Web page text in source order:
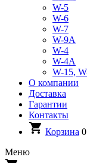
W-5
W-6
W-7
W-9A
W-4
W-4A
W-15,
О компании
Доставка
Гарантии
Контакты
Корзина 0
Меню